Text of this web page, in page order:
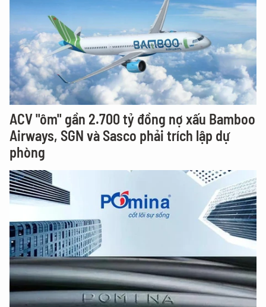
ACV "ôm" gần 2.700 tỷ đồng nợ xấu Bamboo
Airways, SGN và Sasco phải trích lập dự
phòng